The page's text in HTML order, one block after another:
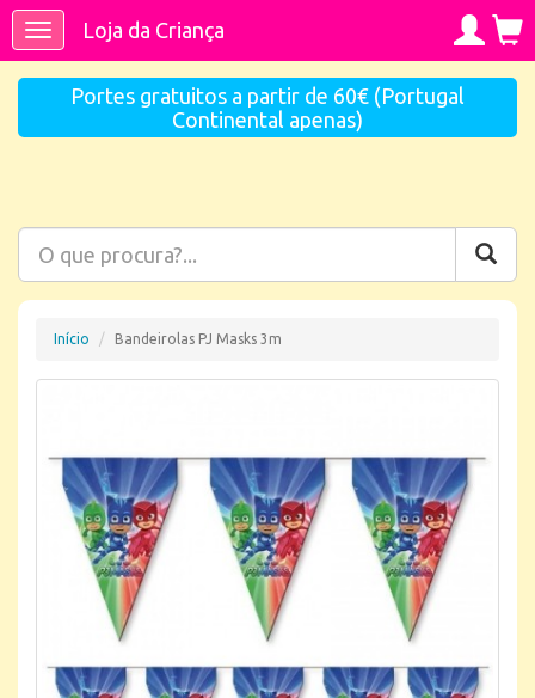
ToggleLoja da Criança
Portes gratuitos a partir de 60€ (Portugal
Continental apenas)
Início Bandeirolas PJ Masks 3m